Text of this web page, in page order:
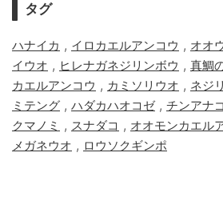
タグ
ハナイカ , イロカエルアンコウ , オオ
イウオ , ヒレナガネジリンボウ , 真鯛
カエルアンコウ , カミソリウオ , ネジ
ミテング , ハダカハオコゼ, チンアナ
クマノミ , スナダコ , オオモンカエル
メガネウオ , ロウソクギンポ